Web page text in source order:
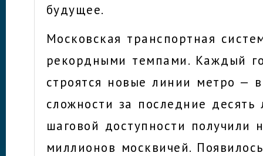
будущее.
Московская транспортная
рекордными темпами. Каждый
строятся новые линии метро —
сложности за последние десять
шаговой доступности получили
миллионов москвичей.